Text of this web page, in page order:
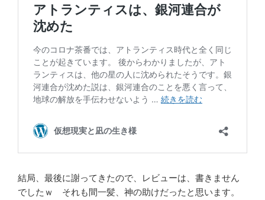
結局、最後に謝ってきたので、レビューは、書きません
でしたｗ それも間一髪、神の助けだったと思います。